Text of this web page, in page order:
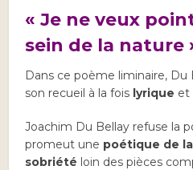
« Je ne veux
sein de la nature
Dans ce poème liminaire,
son recueil à la fois lyrique et
Joachim Du Bellay refuse la
promeut une poétique de
sobriété loin des pièces